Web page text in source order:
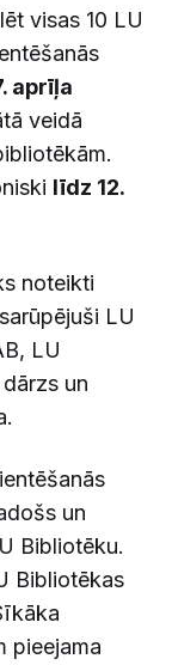
visas 10 LU
aprīļa
veidā
līdz 12.
noteikti
LU
LU
un
un
Bibliotēku.
Bibliotēkas
pieejama